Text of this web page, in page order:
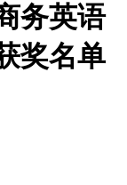
务英语
奖名单